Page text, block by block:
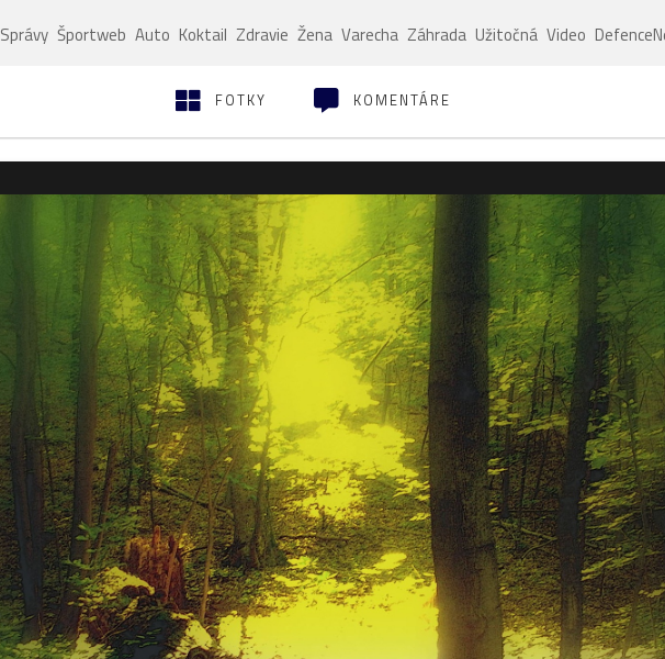
Správy Športweb Auto Koktail Zdravie Žena Varecha Záhrada Užitočná Video
FOTKY KOMENTÁRE